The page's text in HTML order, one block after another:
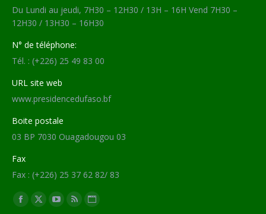
Du Lundi au jeudi, 7H30 – 12H30 / 13H – 16H Vend 7H30 –
12H30 / 13H30 – 16H30
N° de téléphone:
Tél. : (+226) 25 49 83 00
URL site web
www.presidencedufaso.bf
Boite postale
03 BP 7030 Ouagadougou 03
Fax
Fax : (+226) 25 37 62 82/ 83
Trouvez nous sur :
Facebook
X
YouTube
RSS Site